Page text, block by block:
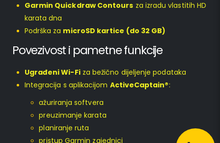
Garmin Quickdraw Contours za izradu vlastitih HD
karata dna
Podrška za microSD kartice (do 32 GB)
Povezivost i pametne funkcije
Ugrađeni Wi-Fiza bežično dijeljenje podataka
Integracija s aplikacijom ActiveCaptain®:
ažuriranja softvera
preuzimanje karata
planiranje ruta
pristup Garmin zajednici